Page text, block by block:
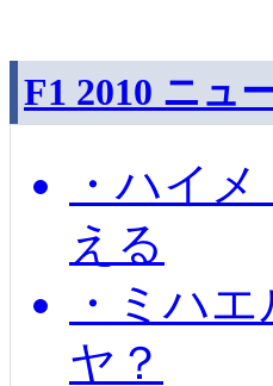
F1 2010 ニュ
・ハイ
える
・ミハ
ヤ？